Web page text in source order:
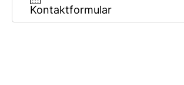
Kontaktformular